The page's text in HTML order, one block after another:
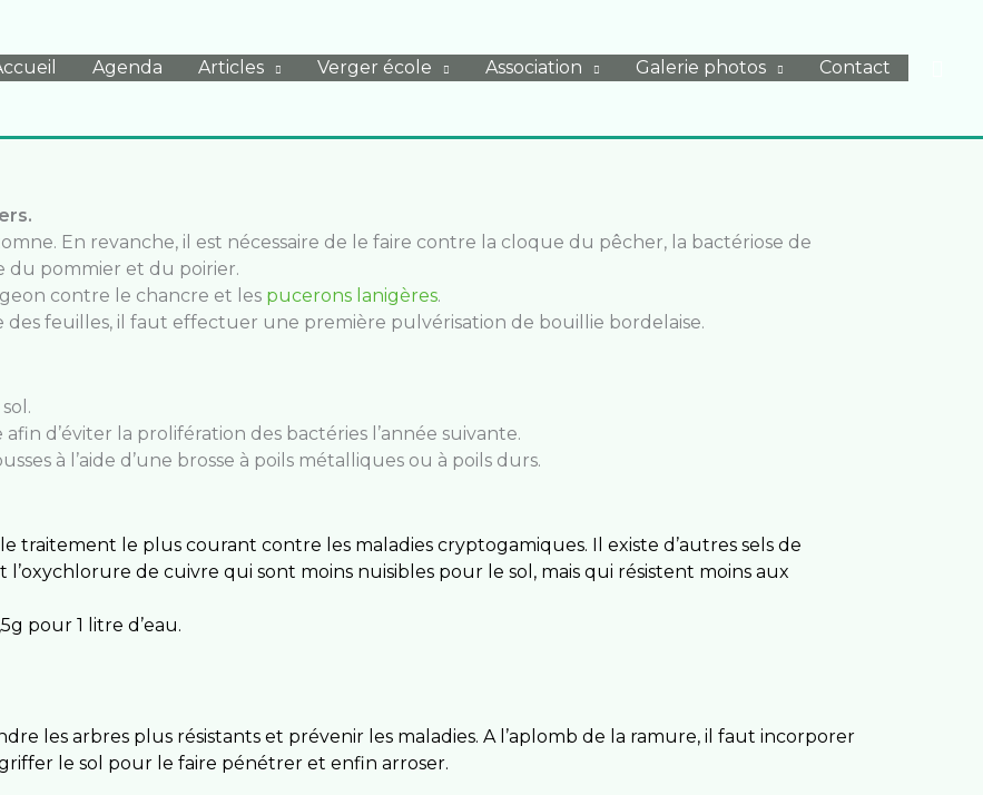
Agenda Articles Verger école Association Galerie photos Contact
En revanche, il est nécessaire de le faire contre la cloque du pêcher, la bactériose de
du pommier et du poirier.
contre le chancre et les pucerons lanigères.
feuilles, il faut effectuer une première pulvérisation de bouillie bordelaise.
d’éviter la prolifération des bactéries l’année suivante.
à l’aide d’une brosse à poils métalliques ou à poils durs.
traitement le plus courant contre les maladies cryptogamiques. Il existe d’autres sels de
de cuivre qui sont moins nuisibles pour le sol, mais qui résistent moins aux
pour 1 litre d’eau.
les arbres plus résistants et prévenir les maladies. A l’aplomb de la ramure, il faut incorporer
le sol pour le faire pénétrer et enfin arroser.